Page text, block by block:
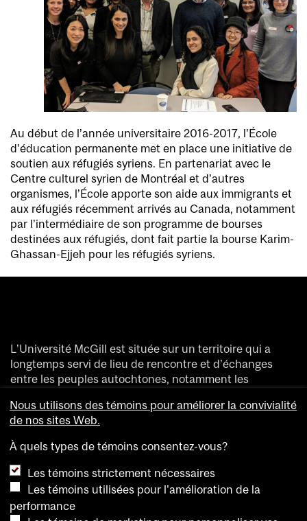
Au début de l’année universitaire 2016-2017, l’École
d’éducation permanente met en place une initiative de
soutien aux réfugiés syriens. En partenariat avec le
Centre culturel syrien de Montréal et d’autres
organismes, l’École apporte son aide aux immigrants et
aux réfugiés récemment arrivés au Canada, notamment
par l’intermédiaire de son programme de bourses
destinées aux réfugiés, dont fait partie la bourse Karim-
Ghassan-Ejjeh pour les réfugiés syriens.
L’Université McGill est située sur un territoire qui a
longtemps servi de lieu de rencontre et d’échanges
entre les peuples autochtones, notamment les
Nous saluons et remercions les divers peuples
autochtones qui ont enrichi de leur présence ce
territoire accueillant aujourd’hui des gens de partout
Nous utilisons des témoins pour améliorer la convivialité
de nos sites Web.
À quels types de témoins consentez-vous?
Les témoins strictement nécessaires
Les témoins utilisées pour l'amélioration de la
performance